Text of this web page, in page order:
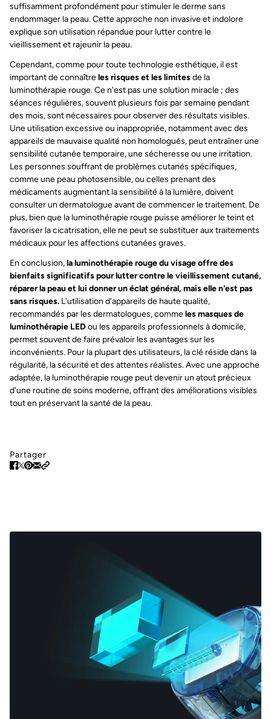
suffisamment profondément pour stimuler le derme sans
endommager la peau. Cette approche non invasive et indolore
explique son utilisation répandue pour lutter contre le
vieillissement et rajeunir la peau.
Cependant, comme pour toute technologie esthétique, il est
important de connaîtreles risques et les limitesde la
luminothérapie rouge. Ce n'est pas une solution miracle ; des
séances régulières, souvent plusieurs fois par semaine pendant
des mois, sont nécessaires pour observer des résultats visibles.
Une utilisation excessive ou inappropriée, notamment avec des
appareils de mauvaise qualité non homologués, peut entraîner une
sensibilité cutanée temporaire, une sécheresse ou une irritation.
Les personnes souffrant de problèmes cutanés spécifiques,
comme une peau photosensible, ou celles prenant des
médicaments augmentant la sensibilité à la lumière, doivent
consulter un dermatologue avant de commencer le traitement. De
plus, bien que la luminothérapie rouge puisse améliorer le teint et
favoriser la cicatrisation, elle ne peut se substituer aux traitements
médicaux pour les affections cutanées graves.
En conclusion,la luminothérapie rouge du visage offre des
bienfaits significatifs pour lutter contre le vieillissement cutané,
réparer la peau et lui donner un éclat général, mais elle n'est pas
sans risques. L'utilisation d'appareils de haute qualité,
recommandés par les dermatologues, commeles masques de
luminothérapie LEDou les appareils professionnels à domicile,
permet souvent de faire prévaloir les avantages sur les
inconvénients. Pour la plupart des utilisateurs, la clé réside dans la
régularité, la sécurité et des attentes réalistes. Avec une approche
adaptée, la luminothérapie rouge peut devenir un atout précieux
d'une routine de soins moderne, offrant des améliorations visibles
tout en préservant la santé de la peau.
Partager